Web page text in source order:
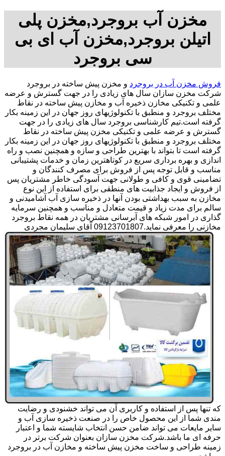
مخزن آب بروجرد,مخزن پلی
اتیلن بروجرد,مخزن آب ای بی
سی بروجرد
فروش مخزن آب در بروجرد و مخزن پیش ساخته در بروجرد
شرکت مخزن سازان سال های زیادی را در جهت گسترش و عرضه
علمی و تکنیکی مخازن ذخیره آب و مخازن پیش ساخته در نقاط
مختلف بروجرد و منطبق با تکنولوژیهای روز جهان در این زمینه بکار
گرفته است.تیم کارشناسی بروجرد سال های زیادی را در جهت
گسترش و عرضه علمی و تکنیکی مخزن پیش ساخته در نقاط
مختلف بروجرد و منطبق با تکنولوژیهای روز جهان در این زمینه بکار
گرفته است تا بتواند با بهترین طراحی و سازه و همچنین نصب و راه
اندازی و بهره برداری سریع در کوتاهترین زمان و خدمات پشتیبانی
مناسب و قابل توجه پس از فروش برای مصرف کنندگان و
تضامینی قوی و کافی و طولانی جهت آسودگی خاطر مشتریان پس
از فروش و ایجاد جذابیت های منطقی برای استفاده از این نوع
مخازن به سبب بهداشتی بودن آنها در ذخیره سازی آب آشامیدنی و
سالم برای مدت زیاد و قیمت متعادل و مناسب و همچنین سرمایه
گذاری در امور شبکه های آبرسانی مشتریان در همه نقاط بروجرد
مخازنی را معرفی نماید.09123701807 آقای سلیمان مجردی
که تنها پس از استفاده و کاربری آن می تواند خشنودی و رضایت
مندی شما از این محصول خاص را در صنعت ذخیره سازی آب و
سایر مایعات می تواند ضامن حسن انتخاب شایسته شما و اعتبار
حرفه ای ما باشد.شرکت مخزن سازان بعنوان شرکت برتر در
زمینه طراحی و ساخت مخزن پیش ساخته و مخازن آب در بروجرد